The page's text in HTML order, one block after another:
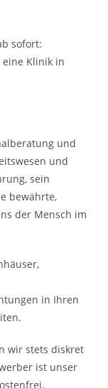
sofort:
Klinik in
und
und
sein
bewährte,
der Mensch im
in Ihren
wir stets diskret
ist unser